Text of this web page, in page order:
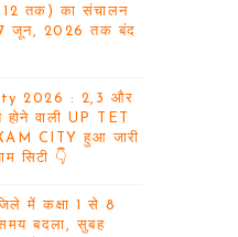
12 तक) का संचालन
जून, 2026 तक बंद
2026 : 2,3 और
वाली UP TET
CITY हुआ जारी
सिटी 👇
में कक्षा 1 से 8
बदला, सुबह